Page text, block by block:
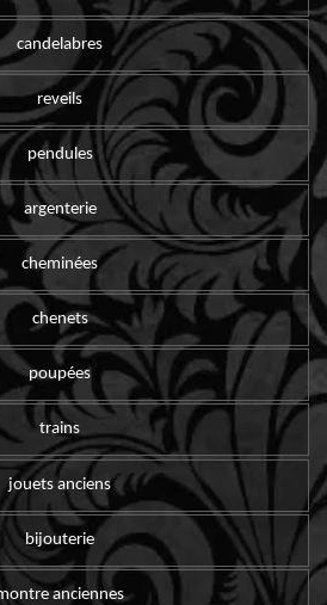
candelabres
reveils
pendules
argenterie
cheminées
chenets
poupées
trains
jouets anciens
bijouterie
anciennes